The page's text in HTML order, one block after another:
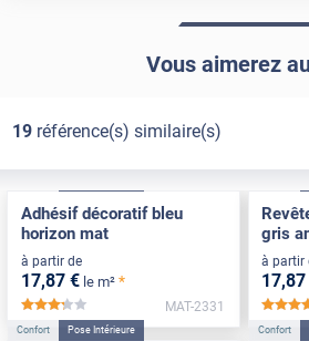
Vous aimerez
19référence(s) similaire(s)
Adhésif décoratif bleu
horizon mat
à partir de
17,87 € le m² *
*****
MAT-2331
gris
à partir
17,87
Confort Pose Intérieure Confort